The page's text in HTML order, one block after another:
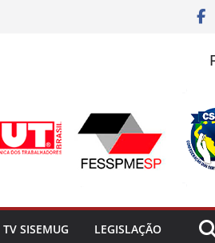
TV SISEMUG LEGISLAÇÃO